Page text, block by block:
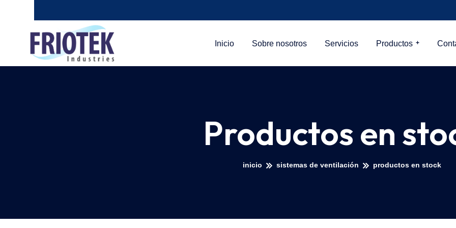
Inicio Sobre nosotros Servicios Productos
Productos en
inicio sistemas de ventilación productos en stock